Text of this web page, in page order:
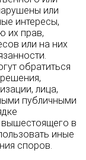
или
интересы,
их прав,
или на них
обратиться
лица,
публичными
вышестоящего в
иные
споров.